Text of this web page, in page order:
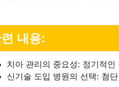
내용:
치아 관리의 중요성: 정기적
신기술 도입 병원의 선택: 첨